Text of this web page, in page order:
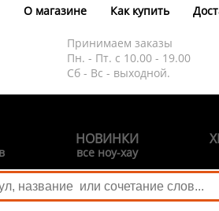
О магазине Как купить
Принимаем заказы
Пн. - Пт. с 10.00 - 19.00
Сб - Вс - выходной.
НОВИНКИ
все ноу-хау